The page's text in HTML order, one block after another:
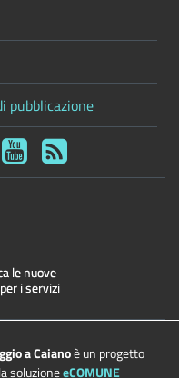
pubblicazione
a Caianoè un progetto
soluzioneeCOMUNE